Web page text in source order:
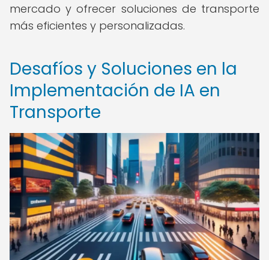
mercado y ofrecer soluciones de transporte
más eficientes y personalizadas.
Desafíos y Soluciones en la
Implementación de IA en
Transporte